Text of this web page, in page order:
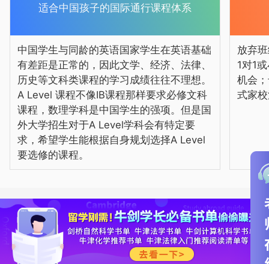
适合中国孩子的国际通行课程体系
中国学生与同龄的英语国家学生在英语基础
有差距是正常的，因此文学、经济、法律、
历史等文科类课程的学习成绩往往不理想。
A Level 课程不像IB课程那样要求必修文科
课程，数理学科是中国学生的强项。但是国
外大学招生对于A Level学科会有特定要
求，希望学生能根据自身规划选择A Level
要选修的课程。
放弃
1对1
机会
式家